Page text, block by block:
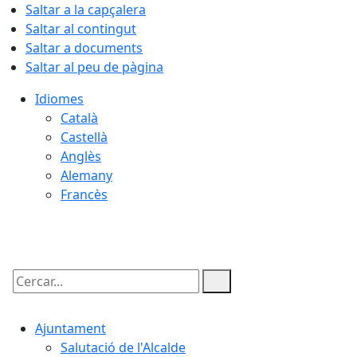
Saltar a la capçalera
Saltar al contingut
Saltar a documents
Saltar al peu de pàgina
Idiomes
Català
Castellà
Anglès
Alemany
Francès
Cercar:
Ajuntament
Salutació de l'Alcalde